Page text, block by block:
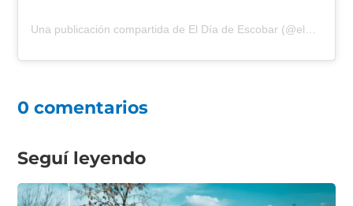
0 comentarios
Seguí leyendo